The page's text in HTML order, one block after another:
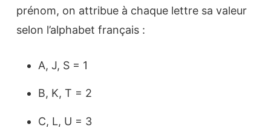
prénom, on attribue à chaque lettre sa valeur
selon l’alphabet français :
A, J, S = 1
B, K, T = 2
C, L, U = 3